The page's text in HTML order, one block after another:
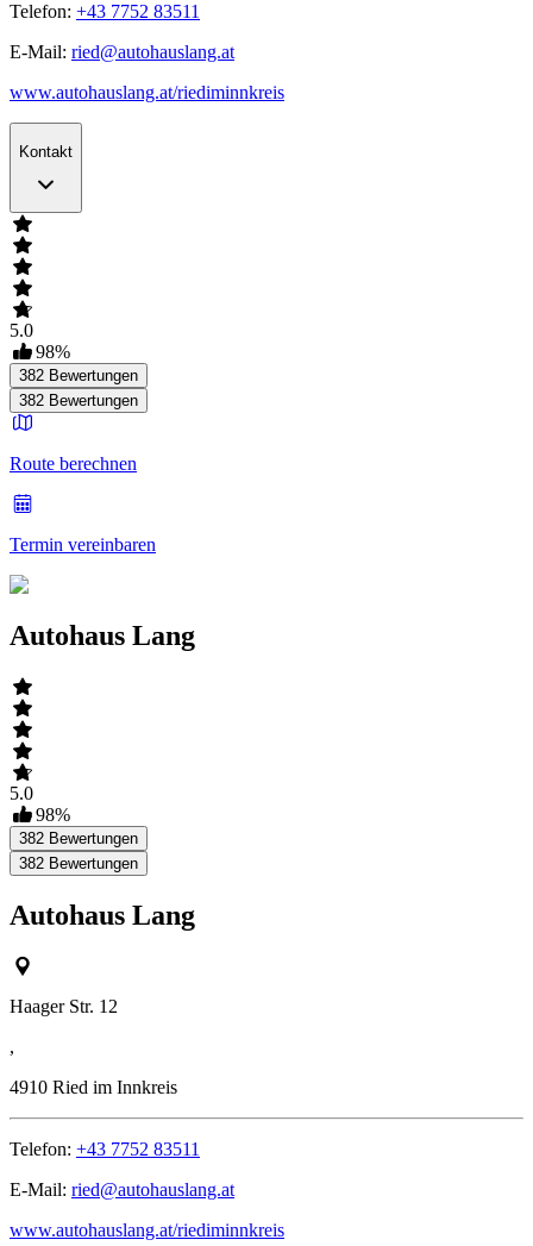
Telefon: +43 7752 83511
E-Mail: ried@autohauslang.at
www.autohauslang.at/riediminnkreis
Kontakt
5.0
98%
382 Bewertungen
382 Bewertungen
Route berechnen
Termin vereinbaren
Autohaus Lang
5.0
98%
382 Bewertungen
382 Bewertungen
Autohaus Lang
Haager Str. 12
,
4910 Ried im Innkreis
Telefon: +43 7752 83511
E-Mail: ried@autohauslang.at
www.autohauslang.at/riediminnkreis